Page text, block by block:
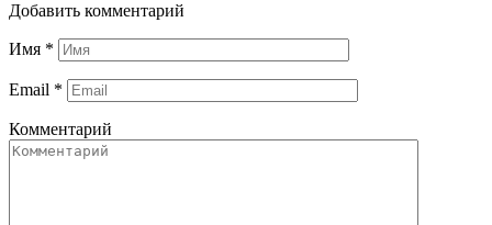
Добавить комментарий
Имя *
Email *
Комментарий